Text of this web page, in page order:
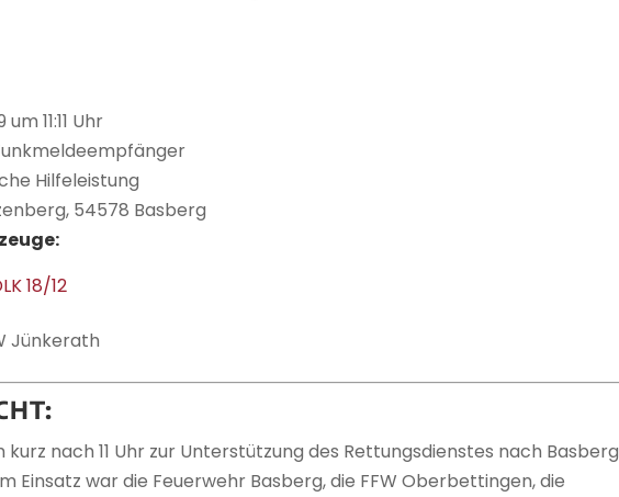
11:11 Uhr
Hilfeleistung
54578 Basberg
18/12
Jünkerath
kurz nach 11 Uhr zur Unterstützung des Rettungsdienstes nach Basberg
Einsatz war die Feuerwehr Basberg, die FFW Oberbettingen, die